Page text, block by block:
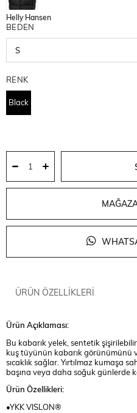
Helly Hansen
BEDEN
RENK
Black
ÜRÜN ÖZELLIKLERI
Ürün Açıklaması:
Bu kabarık yelek, sentetik şişirilebilir
kuş tüyünün kabarık görünümünü
sıcaklık sağlar. Yırtılmaz kumaşa
başına veya daha soğuk günlerde
Ürün Özellikleri:
•YKK VISLON®